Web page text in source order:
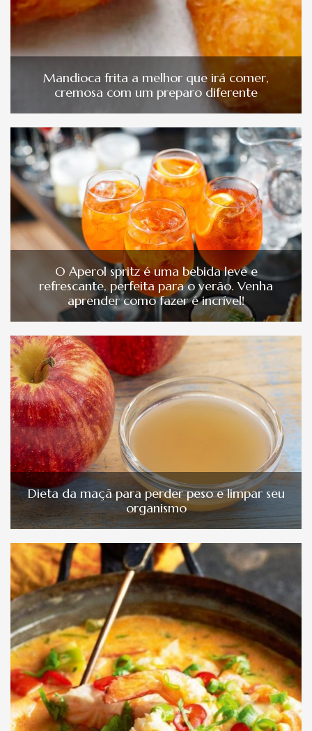
Mandioca frita a melhor que irá comer,
cremosa com um preparo diferente
O Aperol spritz é uma bebida leve e
refrescante, perfeita para o verão. Venha
aprender como fazer é incrível!
Dieta da maçã para perder peso e limpar seu
organismo